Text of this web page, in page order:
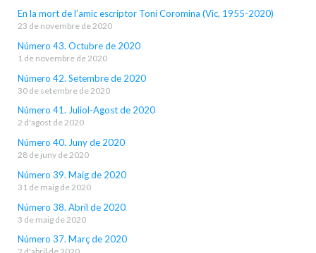
En la mort de l’amic escriptor Toni Coromina (Vic, 1955-2020)
23 de novembre de 2020
Número 43. Octubre de 2020
1 de novembre de 2020
Número 42. Setembre de 2020
30 de setembre de 2020
Número 41. Juliol-Agost de 2020
2 d'agost de 2020
Número 40. Juny de 2020
28 de juny de 2020
Número 39. Maig de 2020
31 de maig de 2020
Número 38. Abril de 2020
3 de maig de 2020
Número 37. Març de 2020